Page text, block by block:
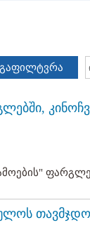
გაფილტვრა